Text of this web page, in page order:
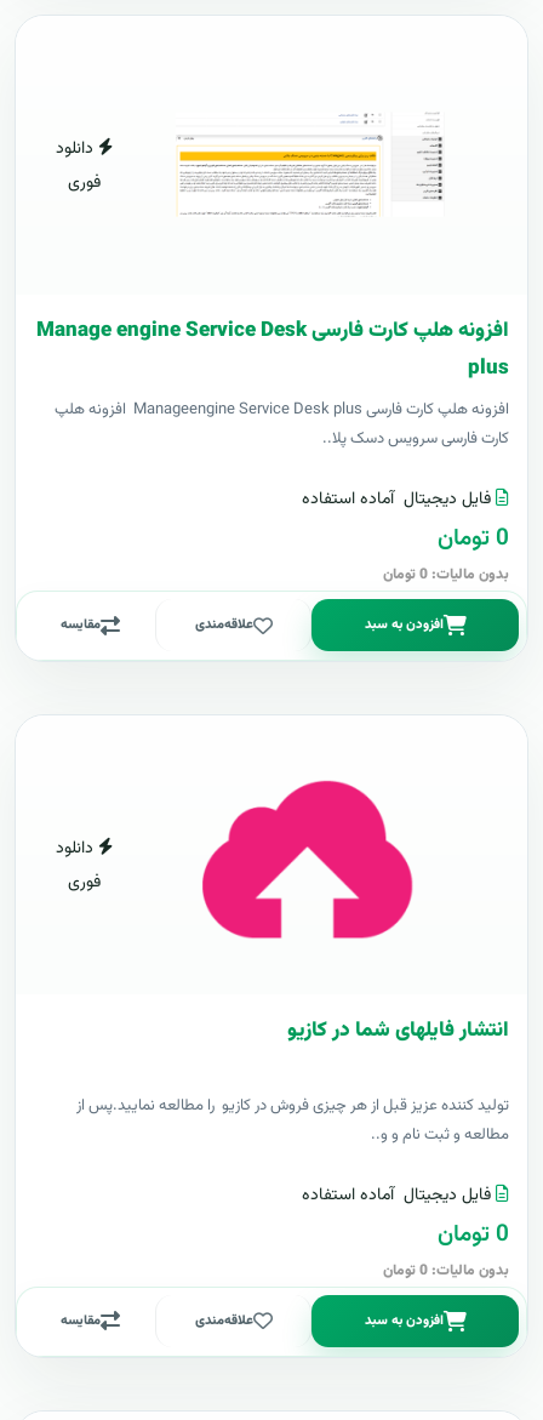
دانلود
فوری
افزونه هلپ کارت فارسی Manage engine Service Desk
plus
افزونه هلپ کارت فارسی Manageengine Service Desk plus افزونه هلپ
کارت فارسی سرویس دسک پلا..
فایل دیجیتال آماده استفاده
0 تومان
بدون مالیات: 0 تومان
افزودن به سبد علاقه‌مندی مقایسه
دانلود
فوری
انتشار فایلهای شما در کازیو
توليد کننده عزيز قبل از هر چیزی فروش در کازیو را مطالعه نمایید.پس از
مطالعه و ثبت نام و و..
فایل دیجیتال آماده استفاده
0 تومان
بدون مالیات: 0 تومان
افزودن به سبد علاقه‌مندی مقایسه